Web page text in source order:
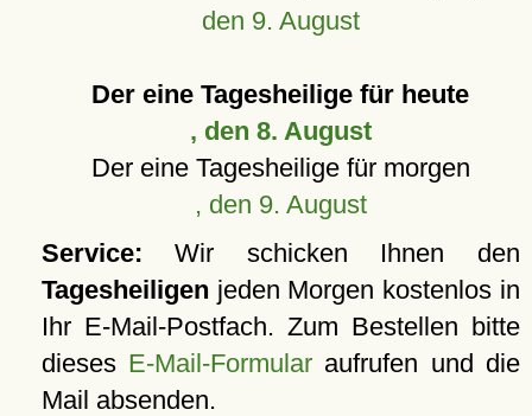
den 9. August
Der eine Tagesheilige für heute
, den 8. August
Der eine Tagesheilige für morgen
, den 9. August
Service: Wir schicken Ihnen den
Tagesheiligen jeden Morgen kostenlos in
Ihr E-Mail-Postfach. Zum Bestellen bitte
dieses E-Mail-Formular aufrufen und die
Mail absenden.